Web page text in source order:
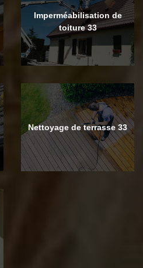
Imperméabilisation de
toiture 33
Nettoyage de terrasse 33